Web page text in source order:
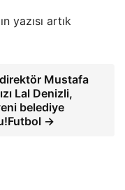
yazısı artık
Mustafa
Lal Denizli,
belediye
→